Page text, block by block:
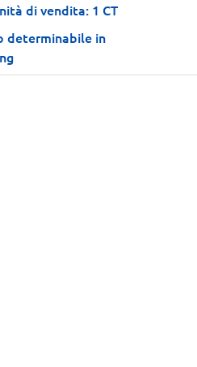
di vendita: 1 CT
determinabile in